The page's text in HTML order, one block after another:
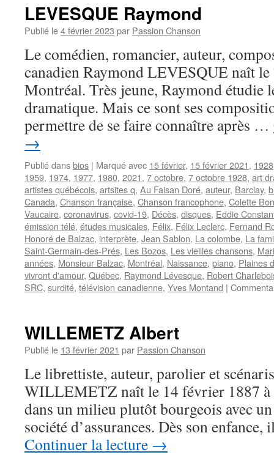
LEVESQUE Raymond
Publié le4 février 2023 par Passion Chanson
Le comédien, romancier, auteur,
canadien Raymond LEVESQUE naît
Montréal. Très jeune, Raymond étudie
dramatique. Mais ce sont ses
permettre de se faire connaître après …
→
Publié dansbios | Marqué avec 15 février, 15 février 2021, 1928
1959, 1974, 1977, 1980, 2021, 7 octobre, 7 octobre 1928, art
artistes québécois, artsites q, Au Faisan Doré, auteur, Barclay,
Canada, Chanson française, Chanson francophone, Colette
Vaucaire, coronavirus, covid-19, Décès, disques, Eddie
émission télé, études musicales, Félix, Félix Leclerc, Fernand
Honoré de Balzac, interprète, Jean Sablon, La colombe, La
Saint-Germain-des-Prés, Les Bozos, Les vieilles chansons,
années, Monsieur Balzac, Montréal, Naissance, piano, Plaines
vivront d'amour, Québec, Raymond Lévesque, Robert
SRC, surdité, télévision canadienne, Yves Montand |
WILLEMETZ Albert
Publié le 13 février 2021 par Passion Chanson
Le librettiste, auteur, parolier et
WILLEMETZ naît le 14 février 1887
dans un milieu plutôt bourgeois avec
société d’assurances. Dès son
Continuer la lecture →